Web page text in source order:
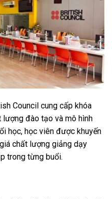
Council cung cấp khóa
lượng đào tạo và mô hình
học, học viên được khuyến
chất lượng giảng dạy
trong từng buổi.